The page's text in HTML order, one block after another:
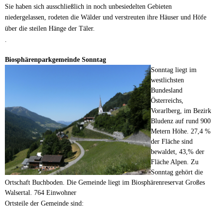
Sie haben sich ausschließlich in noch unbesiedelten Gebieten
niedergelassen, rodeten die Wälder und verstreuten ihre Häuser und Höfe
über die steilen Hänge der Täler.
Biosphärenparkgemeinde Sonntag
Sonntag liegt im
westlichsten
Bundesland
Österreichs,
Vorarlberg, im Bezirk
Bludenz auf rund 900
Metern Höhe. 27,4 %
der Fläche sind
bewaldet, 43,% der
Fläche Alpen. Zu
Sonntag gehört die
Ortschaft Buchboden. Die Gemeinde liegt im Biosphärenreservat Großes
Walsertal. 764 Einwohner
Ortsteile der Gemeinde sind: